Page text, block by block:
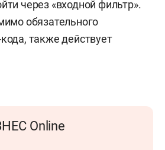
через «входной фильтр».
обязательного
также действует
Online